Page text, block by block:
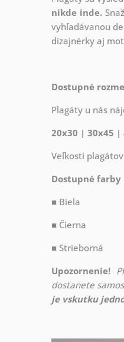
nikde inde.
vyhľadávanou
dizajnérky aj
Dostupné
Plagáty u nás
20x30 | 30x45 |
Veľkosti
Dostupné farby
■ Biela
■ Čierna
■ Strieborná
Upozornenie!
dostanete
je vskutku